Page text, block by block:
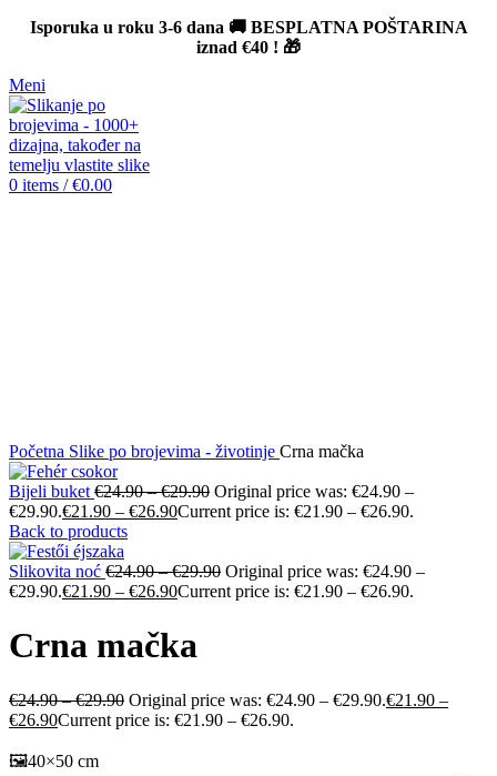
Isporuka u roku 3-6 dana 🚚 BESPLATNA POŠTARINA
iznad €40 ! 🎁
Meni
0 items / €0.00
Početna Slike po brojevima - životinje Crna mačka
Bijeli buket €24.90–€29.90 Original price was: €24.90 –
€29.90.€21.90 – €26.90Current price is: €21.90 – €26.90.
Back to products
Slikovita noć €24.90–€29.90 Original price was: €24.90 –
€29.90.€21.90 – €26.90Current price is: €21.90 – €26.90.
Crna mačka
€24.90–€29.90 Original price was: €24.90 – €29.90.€21.90 –
€26.90Current price is: €21.90 – €26.90.
🖼️40×50 cm